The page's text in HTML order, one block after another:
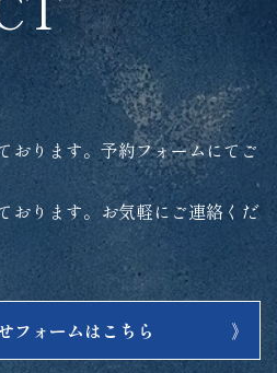
おります。予約フォームにてご
おります。お気軽にご連絡くだ
フォームはこちら